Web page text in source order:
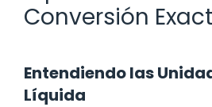
Conversión
Entendiendo las
Líquida